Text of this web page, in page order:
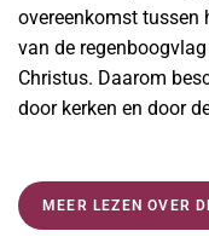
overeenkomst tussen
van de
Christus. Daarom
door kerken en door
MEER LEZEN OVER